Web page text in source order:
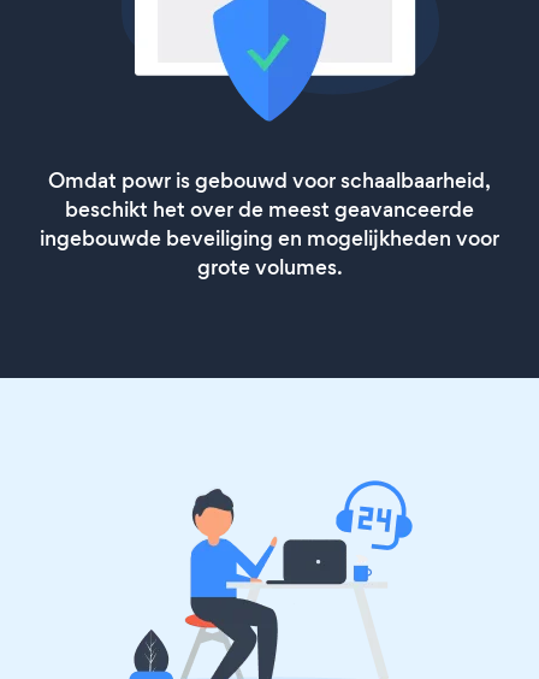
Omdat powr is gebouwd voor schaalbaarheid,
beschikt het over de meest geavanceerde
ingebouwde beveiliging en mogelijkheden voor
grote volumes.